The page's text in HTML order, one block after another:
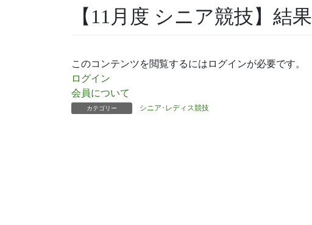
【11月度 シニア競技】結果
このコンテンツを閲覧するにはログインが必要です。
ログイン
会員について
カテゴリー シニア･レディス競技